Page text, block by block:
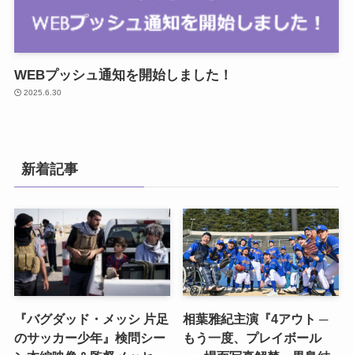
WEBプッシュ通知を開始しました！
2025.6.30
新着記事
『バグダッド・メッシ 片足
のサッカー少年』検問シー
相葉雅紀主演『4アウト ─
もう一度、プレイボール